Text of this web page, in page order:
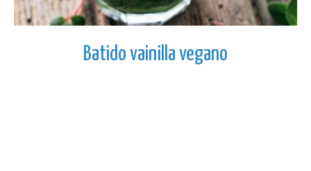
Batido vainilla vegano